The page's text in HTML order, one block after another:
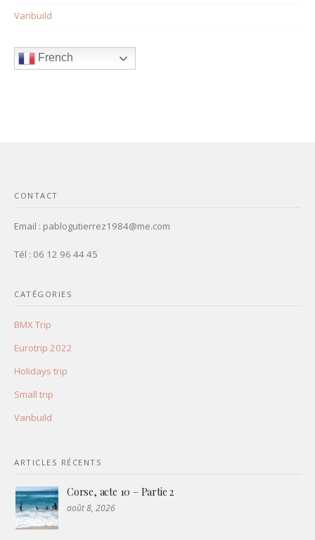
Vanbuild
French
CONTACT
Email : pablogutierrez1984@me.com
Tél : 06 12 96 44 45
CATÉGORIES
BMX Trip
Eurotrip 2022
Holidays trip
Small trip
Vanbuild
ARTICLES RÉCENTS
Corse, acte 10 – Partie 2
août 8, 2026